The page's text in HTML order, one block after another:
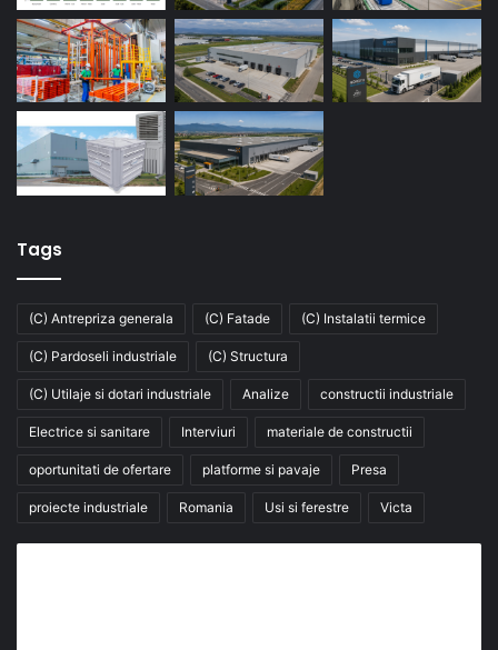
Tags
(C) Antrepriza generala (C) Fatade (C) Instalatii termice
(C) Pardoseli industriale (C) Structura
(C) Utilaje si dotari industriale Analize constructii industriale
Electrice si sanitare Interviuri materiale de constructii
oportunitati de ofertare platforme si pavaje Presa
proiecte industriale Romania Usi si ferestre Victa